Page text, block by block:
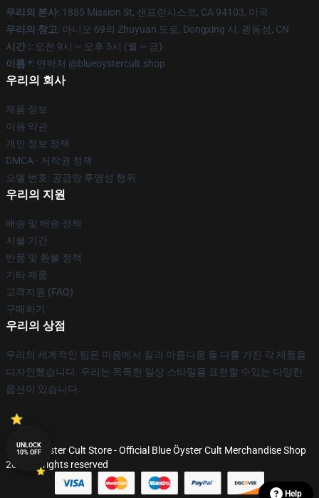
우리의 본사: 1885 Mission St, 샌프란시스코, CA 94103, 미국
우리의 창고: 아니오 69의 Zhuyuan 도로, Dongxing 시, 광동성, CN
시간 :: 오전 9시 ~ 오후 5시 (월 ~ 금)
이름 *: 연락처 @blueoystercult.shop
우리의 회사
제품 정보
이용 약관
개인 정보 정책
DMCA - 저작권 정책
모델 번호: 공급망 투명성 행위
우리의 지원
배송 및 배송 정책
지불 기간
반품 및 환불 정책
기타 제품
고객지원 (FAQ)
구매하기
우리의 상점
우리의 세계적인 팀은 마음에서 질과 아름다움 둘 다를 가진 각 제품을
디자인했습니다. 우리는 독특한 일상 스타일을 표현할 수있는 다양한
옵션이 있습니다.
© Blue Öyster Cult Store - Official Blue Öyster Cult Merchandise Shop
2026 all rights reserved
UNLOCK
10% OFF
Help